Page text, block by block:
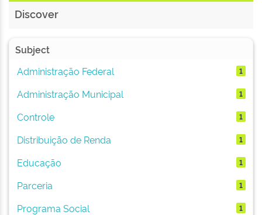
Discover
Subject
Administração Federal
1
Administração Municipal 1
Controle 1
Distribuição de Renda 1
Educação 1
Parceria 1
Programa Social 1